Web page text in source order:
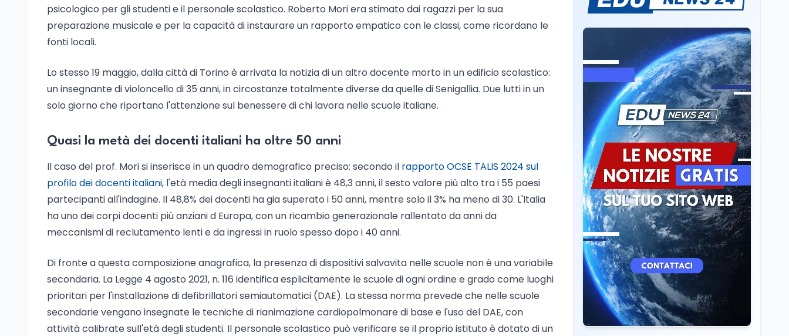
psicologico per gli studenti e il personale scolastico. Roberto Mori era stimato dai ragazzi per la sua
preparazione musicale e per la capacità di instaurare un rapporto empatico con le classi, come ricordano le
fonti locali.
Lo stesso 19 maggio, dalla città di Torino è arrivata la notizia di un altro docente morto in un edificio scolastico:
un insegnante di violoncello di 35 anni, in circostanze totalmente diverse da quelle di Senigallia. Due lutti in un
solo giorno che riportano l'attenzione sul benessere di chi lavora nelle scuole italiane.
Quasi la metà dei docenti italiani ha oltre 50 anni
Il caso del prof. Mori si inserisce in un quadro demografico preciso: secondo il rapporto OCSE TALIS 2024 sul
profilo dei docenti italiani, l'età media degli insegnanti italiani è 48,3 anni, il sesto valore più alto tra i 55 paesi
partecipanti all'indagine. Il 48,8% dei docenti ha gia superato i 50 anni, mentre solo il 3% ha meno di 30. L'Italia
ha uno dei corpi docenti più anziani d Europa, con un ricambio generazionale rallentato da anni da
meccanismi di reclutamento lenti e da ingressi in ruolo spesso dopo i 40 anni.
Di fronte a questa composizione anagrafica, la presenza di dispositivi salvavita nelle scuole non è una variabile
secondaria. La Legge 4 agosto 2021, n. 116 identifica esplicitamente le scuole di ogni ordine e grado come luoghi
prioritari per l'installazione di defibrillatori semiautomatici (DAE). La stessa norma prevede che nelle scuole
secondarie vengano insegnate le tecniche di rianimazione cardiopolmonare di base e l'uso del DAE, con
attività calibrate sull'età degli studenti. Il personale scolastico può verificare se il proprio istituto è dotato di un
competitiva l'università
dati 2026
Università5 ago
Consiglio di Stato:
scorrere la graduatoria
per i 500 posti vacanti
dopo il semestre filtro
Lavoro5 ago
Volontariato, firmata
l’intesa triennale tra
Ministero del Lavoro e
CSVnet ETS
Scuola5 ago
Il Ministro della Pa
Zangrillo in Parlamento:
"12 miliardi per l'edilizia
e la sicurezza delle
scuole con risorse Pnrr"